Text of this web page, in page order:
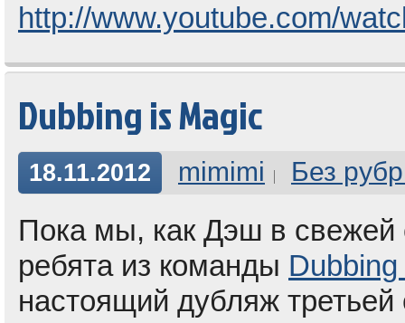
http://www.youtube.com/
Dubbing is Magic
18.11.2012 mimimi Без
Пока мы, как Дэш в свежей
ребята из команды
настоящий дубляж